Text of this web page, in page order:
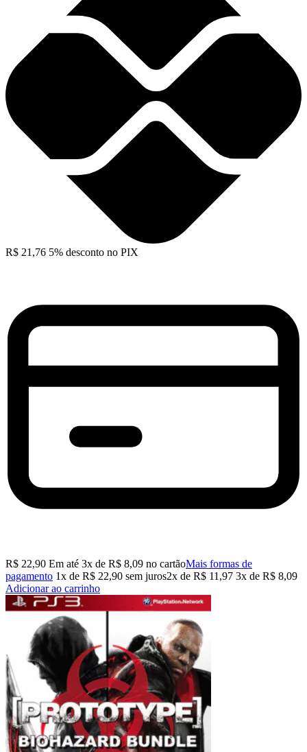
R$ 21,76 5% desconto no PIX
R$ 22,90 Em até 3x de R$ 8,09 no cartãoMais formas de
pagamento 1x de R$ 22,90 sem juros2x de R$ 11,97 3x de R$ 8,09
Adicionar ao carrinho